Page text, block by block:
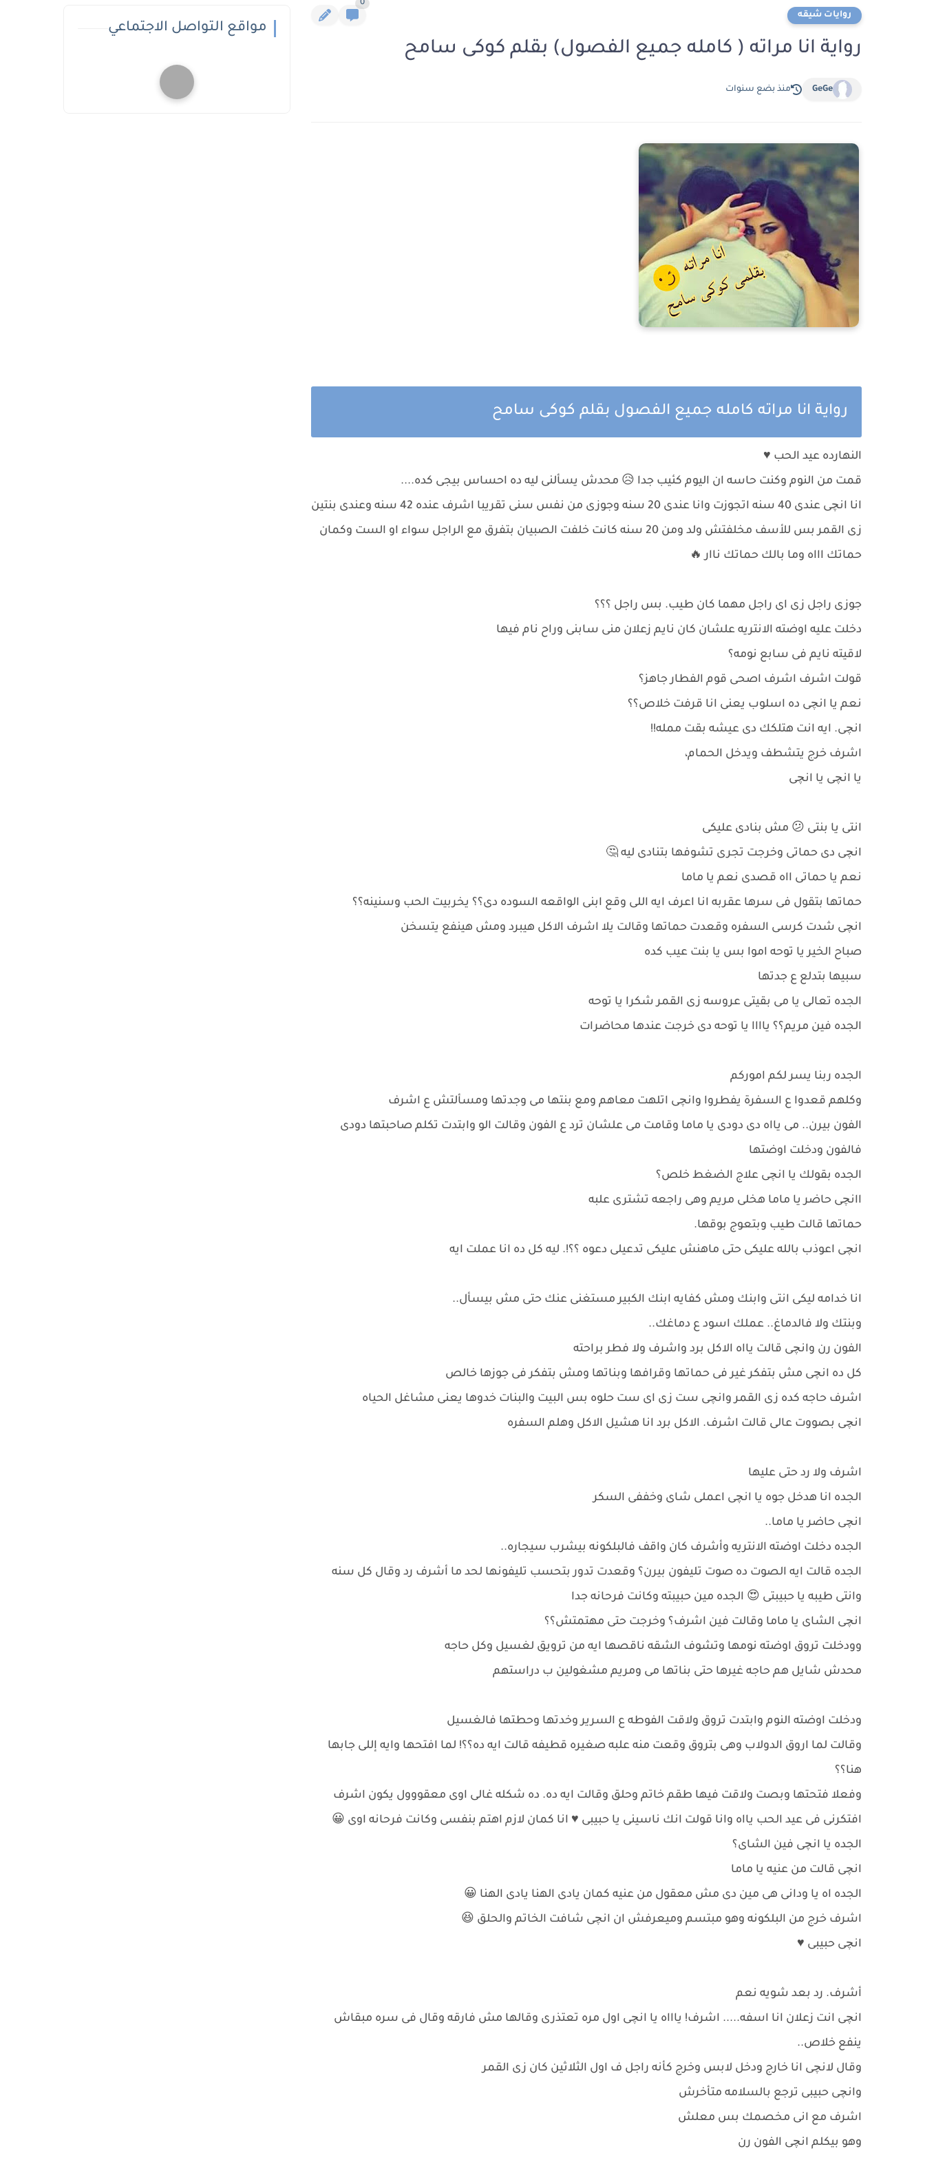
روايات شيقه
0
رواية انا مراته ( كامله جميع الفصول) بقلم كوكى سامح
GeGe منذ بضع سنوات
رواية انا مراته كامله جميع الفصول بقلم كوكى سامح
النهارده عيد الحب ♥
قمت من النوم وكنت حاسه ان اليوم كئيب جدا 😥 محدش يسألنى ليه ده احساس بيجى كده....
انا انچى عندى 40 سنه اتجوزت وانا عندى 20 سنه وجوزى من نفس سنى تقريبا اشرف عنده 42 سنه وعندى بنتين
زى القمر بس للأسف مخلفتش ولد ومن 20 سنه كانت خلفت الصبيان بتفرق مع الراجل سواء او الست وكمان
حماتك اااه وما بالك حماتك ناار 🔥
جوزى راجل زى اى راجل مهما كان طيب. بس راجل ؟؟؟
دخلت عليه اوضته الانتريه علشان كان نايم زعلان منى سابنى وراح نام فيها
لاقيته نايم فى سابع نومه؟
قولت اشرف اشرف اصحى قوم الفطار جاهز؟
نعم يا انچى ده اسلوب يعنى انا قرفت خلاص؟؟
انچى. ايه انت هتلكك دى عيشه بقت ممله!!
اشرف خرج يتشطف ويدخل الحمام،
يا انچى يا انچى
انتى يا بنتى 😕 مش بنادى عليكى
انچى دى حماتى وخرجت تجرى تشوفها بتنادى ليه 🤔
نعم يا حماتى ااه قصدى نعم يا ماما
حماتها بتقول فى سرها عقربه انا اعرف ايه اللى وقع ابنى الواقعه السوده دى؟؟ يخربيت الحب وسنينه؟؟
انچى شدت كرسى السفره وقعدت حماتها وقالت يلا اشرف الاكل هيبرد ومش هينفع يتسخن
صباح الخير يا توحه اموا بس يا بنت عيب كده
سبيها بتدلع ع جدتها
الجده تعالى يا مى بقيتى عروسه زى القمر شكرا يا توحه
الجده فين مريم؟؟ ياااا يا توحه دى خرجت عندها محاضرات
الجده ربنا يسر لكم اموركم
وكلهم قعدوا ع السفرة يفطروا وانچى اتلهت معاهم ومع بنتها مى وجدتها ومسألتش ع اشرف
الفون بيرن.. مى يااه دى دودى يا ماما وقامت مى علشان ترد ع الفون وقالت الو وابتدت تكلم صاحبتها دودى
فالفون ودخلت اوضتها
الجده بقولك يا انچى علاج الضغط خلص؟
اانچى حاضر يا ماما هخلى مريم وهى راجعه تشترى علبه
حماتها قالت طيب وبتعوج بوقها.
انچى اعوذب بالله عليكى حتى ماهنش عليكى تدعيلى دعوه ؟؟!. ليه كل ده انا عملت ايه
انا خدامه ليكى انتى وابنك ومش كفايه ابنك الكبير مستغنى عنك حتى مش بيسأل..
وبنتك ولا فالدماغ.. عملك اسود ع دماغك..
الفون رن وانچى قالت يااه الاكل برد واشرف ولا فطر براحته
كل ده انچى مش بتفكر غير فى حماتها وقرافها وبناتها ومش بتفكر فى جوزها خالص
اشرف حاجه كده زى القمر وانچى ست زى اى ست حلوه بس البيت والبنات خدوها يعنى مشاغل الحياه
انچى بصووت عالى قالت اشرف. الاكل برد انا هشيل الاكل وهلم السفره
اشرف ولا رد حتى عليها
الجده انا هدخل جوه يا انچى اعملى شاى وخففى السكر
انچى حاضر يا ماما..
الجده دخلت اوضته الانتريه وأشرف كان واقف فالبلكونه بيشرب سيجاره..
الجده قالت ايه الصوت ده صوت تليفون بيرن؟ وقعدت تدور بتحسب تليفونها لحد ما أشرف رد وقال كل سنه
وانتى طيبه يا حبيبتى 😍 الجده مين حبيبته وكانت فرحانه جدا
انچى الشاى يا ماما وقالت فين اشرف؟ وخرجت حتى مهتمتش؟؟
وودخلت تروق اوضته نومها وتشوف الشقه ناقصها ايه من ترويق لغسيل وكل حاجه
محدش شايل هم حاجه غيرها حتى بناتها مى ومريم مشغولين ب دراستهم
ودخلت اوضته النوم وابتدت تروق ولاقت الفوطه ع السرير وخدتها وحطتها فالغسيل
وقالت لما اروق الدولاب وهى بتروق وقعت منه علبه صغيره قطيفه قالت ايه ده؟؟! لما افتحها وايه إللى جابها
هنا؟؟
وفعلا فتحتها وبصت ولاقت فيها طقم خاتم وحلق وقالت ايه ده. ده شكله غالى اوى معقووول يكون اشرف
افتكرنى فى عيد الحب يااه وانا قولت انك ناسينى يا حبيبى ♥️ انا كمان لازم اهتم بنفسى وكانت فرحانه اوى 😀
الجده يا انچى فين الشاى؟
انچى قالت من عنيه يا ماما
الجده اه يا ودانى هى مين دى مش معقول من عنيه كمان يادى الهنا يادى الهنا 😀
اشرف خرج من البلكونه وهو مبتسم وميعرفش ان انچى شافت الخاتم والحلق 😆
انچى حبيبى ♥️
أشرف. رد بعد شويه نعم
انچى انت زعلان انا اسفه..... اشرف! ياااه يا انچى اول مره تعتذرى وقالها مش فارقه وقال فى سره مبقاش
ينفع خلاص..
وقال لانچى انا خارج ودخل لابس وخرج كأنه راجل ف اول الثلاثين كان زى القمر
وانچى حبيبى ترجع بالسلامه متأخرش
اشرف مع انى مخصمك بس معلش
وهو بيكلم انچى الفون رن
مواقع التواصل الاجتماعي